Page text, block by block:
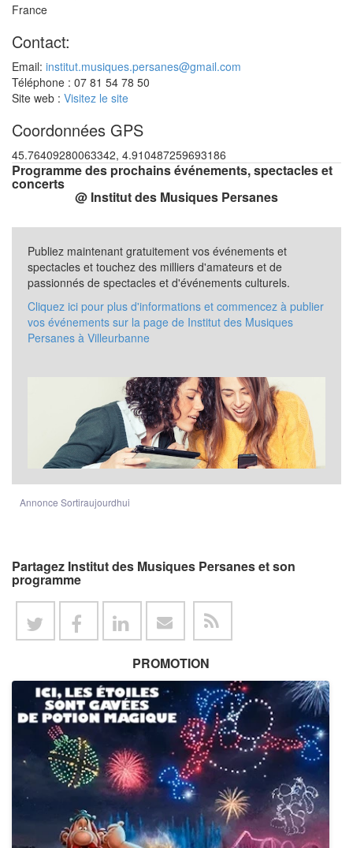
France
Contact:
Email: institut.musiques.persanes@gmail.com
Téléphone : 07 81 54 78 50
Site web : Visitez le site
Coordonnées GPS
45.76409280063342, 4.910487259693186
Programme des prochains événements, spectacles et
concerts
@ Institut des Musiques Persanes
Publiez maintenant gratuitement vos événements et
spectacles et touchez des milliers d'amateurs et de
passionnés de spectacles et d'événements culturels.
Cliquez ici pour plus d'informations et commencez à publier
vos événements sur la page de Institut des Musiques
Persanes à Villeurbanne
Annonce Sortiraujourdhui
Partagez Institut des Musiques Persanes et son
programme
PROMOTION